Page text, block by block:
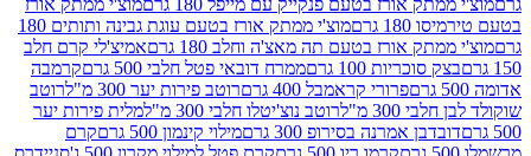
אורז בטעם פנקייק עם מייפל 180 גרם
מוצ'י ממתק אורז
גרם
מוצ'י ממתק אורז בטעם עוגת גבינה ותותים 180
אורז בטעם תה מאצ'ה וחלב 180 גרם
אמיצ'לי קרם חלב
סוכריות 100 גרם
ממרח דובאי פטל חלבי 500 גרם
קרמבה
פרורי קראמבל 400 גרם
רוטב פירות יער 300 מ"ל
רוטב
300 מ"ל
רוטב נוצ'יטלו חלבי 300 מ"ל
מלית פירות יער
אמרנה בסירופ 300 גרם
מילוי קינמון 500 גרם
קרם